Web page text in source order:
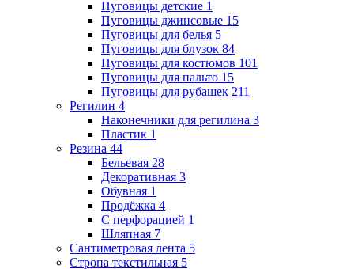
Пуговицы детские 1
Пуговицы джинсовые 15
Пуговицы для белья 5
Пуговицы для блузок 84
Пуговицы для костюмов 101
Пуговицы для пальто 15
Пуговицы для рубашек 211
Регилин 4
Наконечники для регилина 3
Пластик 1
Резина 44
Бельевая 28
Декоративная 3
Обувная 1
Продёжка 4
С перфорацией 1
Шляпная 7
Сантиметровая лента 5
Стропа текстильная 5